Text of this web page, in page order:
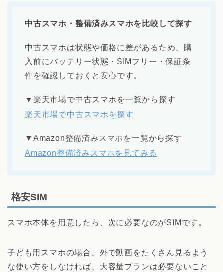
中古スマホ・整備済みスマホを比較して探す
中古スマホは状態や価格に差があるため、購
入前にバッテリー状態・SIMフリー・保証条
件を確認しておくと安心です。
▼楽天市場で中古スマホを一覧から探す
楽天市場で中古スマホを探す
▼Amazon整備済みスマホを一覧から探す
Amazon整備済みスマホを見てみる
格安SIM
スマホ本体を用意したら、次に必要なのがSIMです。
子ども用スマホの場合、外で動画をたくさん見るよう
な使い方をしなければ、大容量プランは必要ないこと